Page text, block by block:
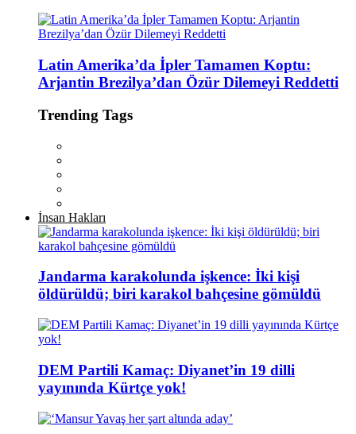
Latin Amerika’da İpler Tamamen Koptu:
Arjantin Brezilya’dan Özür Dilemeyi Reddetti
Trending Tags
İnsan Hakları
Jandarma karakolunda işkence: İki kişi
öldürüldü; biri karakol bahçesine gömüldü
DEM Partili Kamaç: Diyanet’in 19 dilli
yayınında Kürtçe yok!